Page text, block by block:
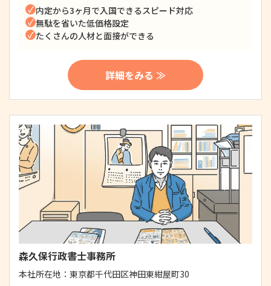
内定から3ヶ月で入国できるスピード対応
無駄を省いた低価格設定
たくさんの人材と面接ができる
詳細をみる ≫
森久保行政書士事務所
本社所在地： 東京都千代田区神田東紺屋町30